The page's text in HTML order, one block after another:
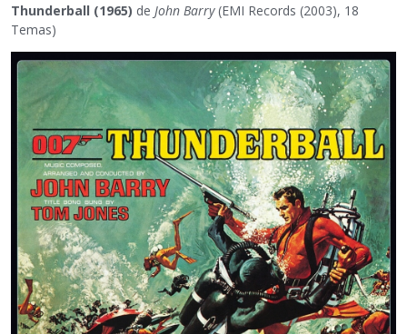
Thunderball (1965) de John Barry(EMI Records (2003), 18
Temas)